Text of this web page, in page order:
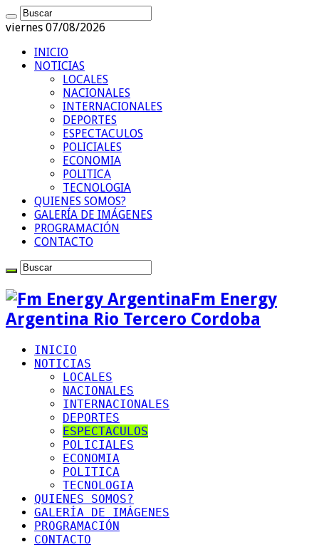
viernes 07/08/2026
INICIO
NOTICIAS
LOCALES
NACIONALES
INTERNACIONALES
DEPORTES
ESPECTACULOS
POLICIALES
ECONOMIA
POLITICA
TECNOLOGIA
QUIENES SOMOS?
GALERÍA DE IMÁGENES
PROGRAMACIÓN
CONTACTO
Fm Energy
Argentina Rio Tercero Cordoba
INICIO
NOTICIAS
LOCALES
NACIONALES
INTERNACIONALES
DEPORTES
ESPECTACULOS
POLICIALES
ECONOMIA
POLITICA
TECNOLOGIA
QUIENES SOMOS?
GALERÍA DE IMÁGENES
PROGRAMACIÓN
CONTACTO